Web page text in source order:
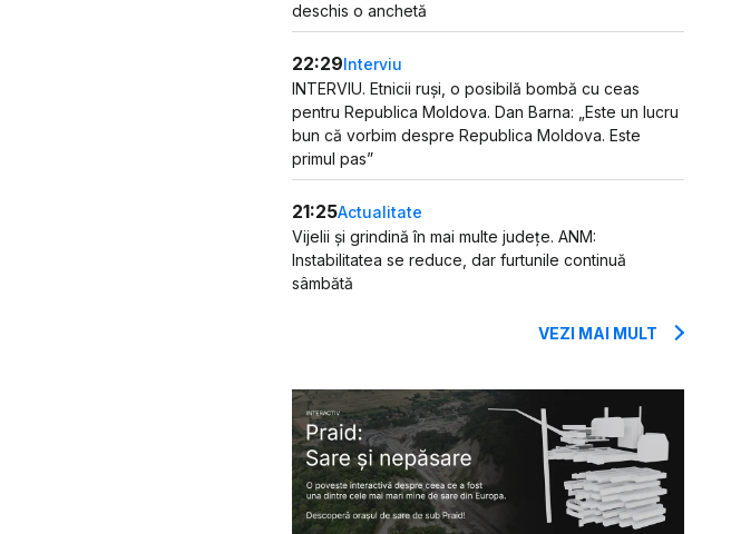
deschis o anchetă
22:29Interviu
INTERVIU. Etnicii ruși, o posibilă bombă cu ceas
pentru Republica Moldova. Dan Barna: „Este un lucru
bun că vorbim despre Republica Moldova. Este
primul pas”
21:25Actualitate
Vijelii și grindină în mai multe județe. ANM:
Instabilitatea se reduce, dar furtunile continuă
sâmbătă
VEZI MAI MULT